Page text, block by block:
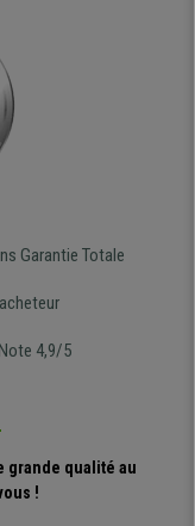
Garantie Totale
4,9/5
grande qualité au
!